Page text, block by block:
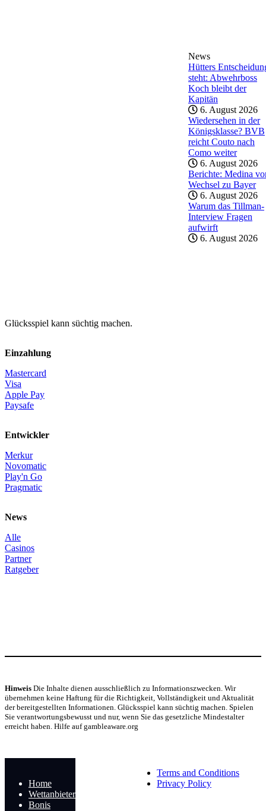
News
Hütters
steht: Abwehrboss
Koch bleibt der
Kapitän
6. August 2026
Wiedersehen in der
Königsklasse? BVB
reicht Couto nach
Como weiter
6. August 2026
Berichte: Medina
Wechsel zu Bayer
6. August 2026
Warum das Tillman-
Interview Fragen
aufwirft
6. August 2026
Glücksspiel kann süchtig machen.
Einzahlung
Mastercard
Visa
Apple Pay
Paysafe
Entwickler
Merkur
Novomatic
Play'n Go
Pragmatic
News
Alle
Casinos
Partner
Ratgeber
Hinweis Die Inhalte dienen ausschließlich zu Informationszwecken. Wir
übernehmen keine Haftung für die Richtigkeit, Vollständigkeit und Aktualität
der bereitgestellten Informationen. Glücksspiel kann süchtig machen. Spielen
Sie verantwortungsbewusst und nur, wenn Sie das gesetzliche Mindestalter
erreicht haben. Hilfe auf gambleaware.org
Terms and Conditions
Privacy Policy
Home
Wettanbieter
Bonis